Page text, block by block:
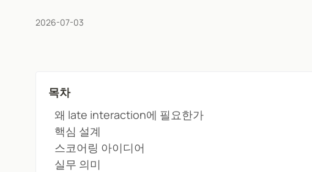
2026-07-03
목차
왜 late interaction에 필요한가
핵심 설계
스코어링 아이디어
실무 의미